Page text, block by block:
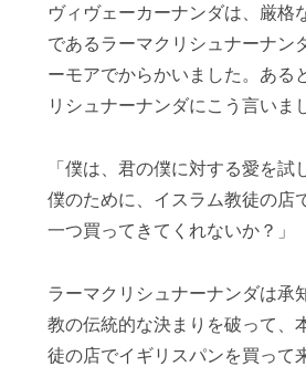
ヴィヴェーカーナンダは、厳格
であるラーマクリシュナーナン
ーモアでからかいました。ある
リシュナーナンダにこう言いま
「僕は、君の僕に対する愛を試
僕のために、イスラム教徒の店
一つ買ってきてくれないか？」
ラーマクリシュナーナンダは承
教の伝統的な決まりを破って、
徒の店でイギリスパンを買って